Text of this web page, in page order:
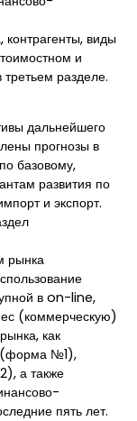
контрагенты, виды
и
разделе.
дальнейшего
прогнозы в
базовому,
развития по
и экспорт.
рынка
в on-line,
(коммерческую)
как
(форма №1),
а также
пять лет.